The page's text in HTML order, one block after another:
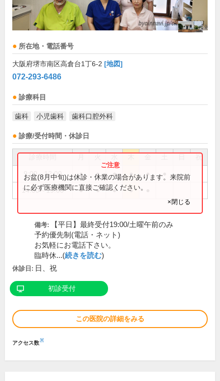
所在地・電話番号
大阪府堺市南区高倉台1丁6-2 [地図]
072-293-6486
診療科目
歯科 小児歯科 歯科口腔外科
診療/受付時間・休診日
祝
9:00～12:00 ● ● ● ● ●
14:00～19:00 ● ● ● ●
お盆(8月中旬)は休診・休業の場合があります。来院前
に必ず医療機関に直接ご確認ください。
×閉じる
備考:
【平日】最終受付19:00/土曜午前のみ
予約優先制(電話・ネット)
お気軽にお電話下さい。
臨時休...(続きを読む)
休診日: 日、祝
初診受付
この医院の詳細をみる
アクセス数※